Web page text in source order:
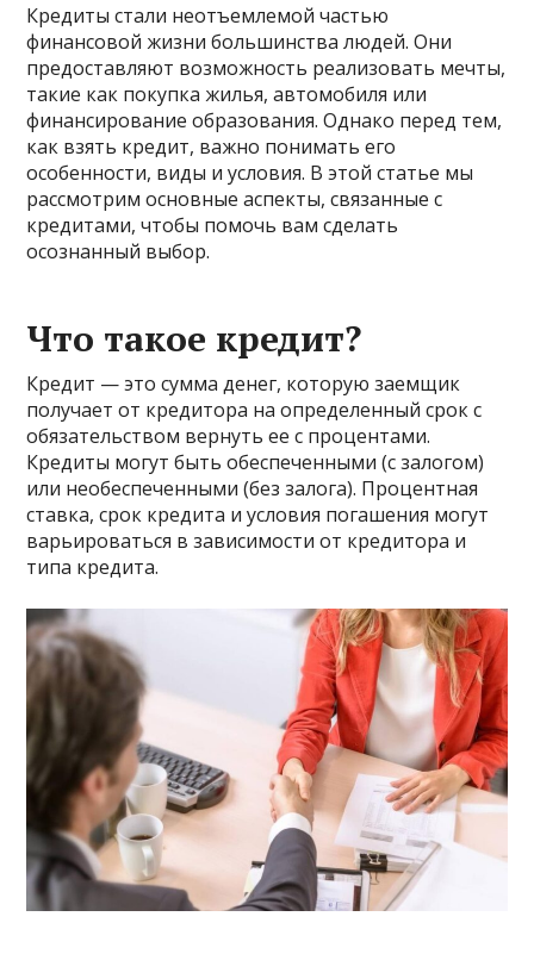
Кредиты стали неотъемлемой частью
финансовой жизни большинства людей. Они
предоставляют возможность реализовать мечты,
такие как покупка жилья, автомобиля или
финансирование образования. Однако перед тем,
как взять кредит, важно понимать его
особенности, виды и условия. В этой статье мы
рассмотрим основные аспекты, связанные с
кредитами, чтобы помочь вам сделать
осознанный выбор.
Что такое кредит?
Кредит — это сумма денег, которую заемщик
получает от кредитора на определенный срок с
обязательством вернуть ее с процентами.
Кредиты могут быть обеспеченными (с залогом)
или необеспеченными (без залога). Процентная
ставка, срок кредита и условия погашения могут
варьироваться в зависимости от кредитора и
типа кредита.